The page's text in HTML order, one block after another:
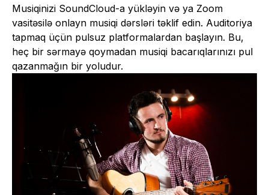
Musiqinizi SoundCloud-a yükləyin və ya Zoom
vasitəsilə onlayn musiqi dərsləri təklif edin. Auditoriya
tapmaq üçün pulsuz platformalardan başlayın. Bu,
heç bir sərmayə qoymadan musiqi bacarıqlarınızı pul
qazanmağın bir yoludur.